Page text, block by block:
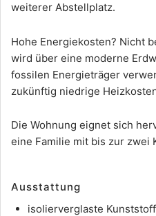
weiterer Abstellplatz.
Hohe Energiekosten? Nicht
wird über eine moderne
fossilen Energieträger
zukünftig niedrige
Die Wohnung eignet sich
eine Familie mit bis zur zwei
Ausstattung
isolierverglaste